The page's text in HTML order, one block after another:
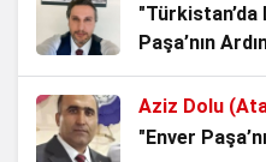
TBMM’nin
1 ay önce
AKP’li
"Türkistan’da
Paşa’nın
Sessizlik"
Aziz Dolu
"Enver